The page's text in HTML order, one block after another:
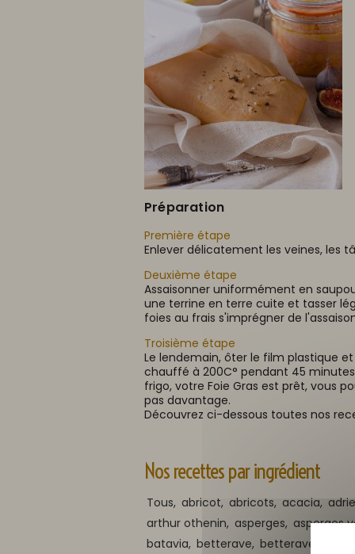
Préparation
Première étape
Enlever délicatement les veines, les
Deuxième étape
Assaisonner uniformément en
une terrine en terre cuite et tasser
foies au frais s'imprégner de
Troisième étape
Le lendemain, ôter le film plastique
chauffé à 200C° pendant 45
frigo, votre Foie Gras est prêt, vous
pas davantage.
Découvrez ci-dessous toutes nos
Nos recettes par ingrédient
Tous, abricot, abricots, acacia,
arthur othenin, asperges, asperges
batavia, betterave, betteraves,